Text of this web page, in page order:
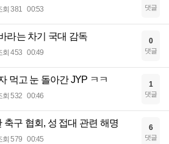
회 381 00:53 댓글
라는 차기 국대 감독
회 453 00:49
0
댓글
먹고 눈 돌아간 JYP ㅋㅋ
회 532 00:46
1
댓글
축구 협회, 성 접대 관련 해명
회 579 00:45
6
댓글